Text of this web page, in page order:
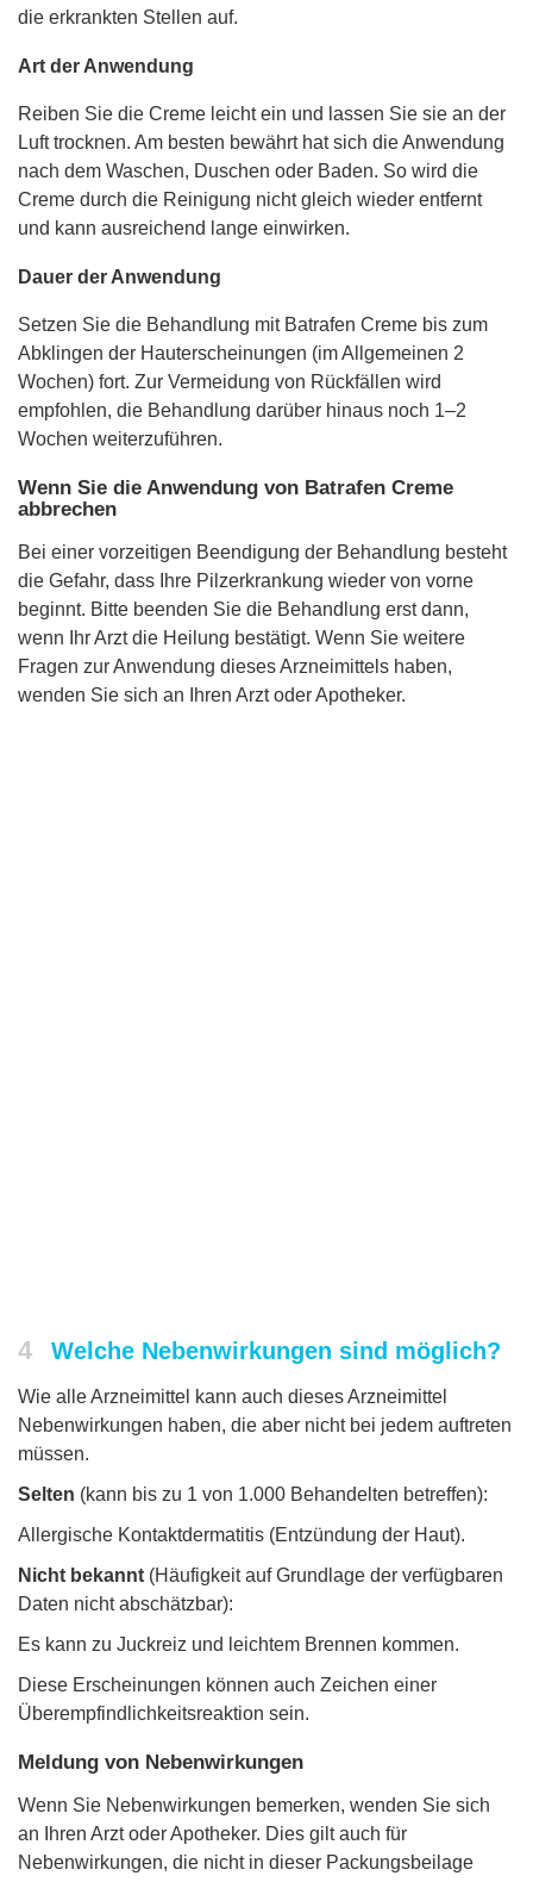
die erkrankten Stellen auf.
Art der Anwendung
Reiben Sie die Creme leicht ein und lassen Sie sie an der
Luft trocknen. Am besten bewährt hat sich die Anwendung
nach dem Waschen, Duschen oder Baden. So wird die
Creme durch die Reinigung nicht gleich wieder entfernt
und kann ausreichend lange einwirken.
Dauer der Anwendung
Setzen Sie die Behandlung mit Batrafen Creme bis zum
Abklingen der Hauterscheinungen (im Allgemeinen 2
Wochen) fort. Zur Vermeidung von Rückfällen wird
empfohlen, die Behandlung darüber hinaus noch 1–2
Wochen weiterzuführen.
Wenn Sie die Anwendung von Batrafen Creme
abbrechen
Bei einer vorzeitigen Beendigung der Behandlung besteht
die Gefahr, dass Ihre Pilzerkrankung wieder von vorne
beginnt. Bitte beenden Sie die Behandlung erst dann,
wenn Ihr Arzt die Heilung bestätigt. Wenn Sie weitere
Fragen zur Anwendung dieses Arzneimittels haben,
wenden Sie sich an Ihren Arzt oder Apotheker.
4 Welche Nebenwirkungen sind möglich?
Wie alle Arzneimittel kann auch dieses Arzneimittel
Nebenwirkungen haben, die aber nicht bei jedem auftreten
müssen.
Selten (kann bis zu 1 von 1.000 Behandelten betreffen):
Allergische Kontaktdermatitis (Entzündung der Haut).
Nicht bekannt (Häufigkeit auf Grundlage der verfügbaren
Daten nicht abschätzbar):
Es kann zu Juckreiz und leichtem Brennen kommen.
Diese Erscheinungen können auch Zeichen einer
Überempfindlichkeitsreaktion sein.
Meldung von Nebenwirkungen
Wenn Sie Nebenwirkungen bemerken, wenden Sie sich
an Ihren Arzt oder Apotheker. Dies gilt auch für
Nebenwirkungen, die nicht in dieser Packungsbeilage